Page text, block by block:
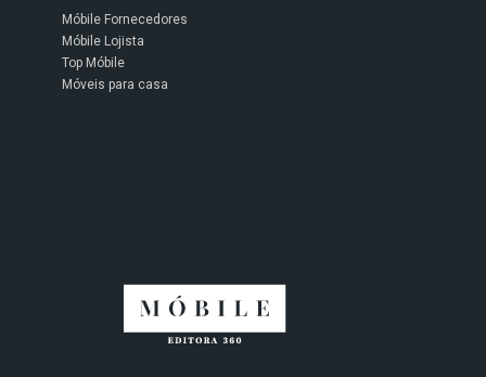
Móbile Fornecedores
Móbile Lojista
Top Móbile
Móveis para casa